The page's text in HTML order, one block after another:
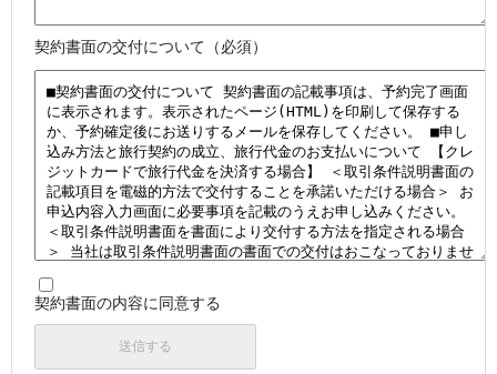
契約書面の交付について（必須）
契約書面の内容に同意する